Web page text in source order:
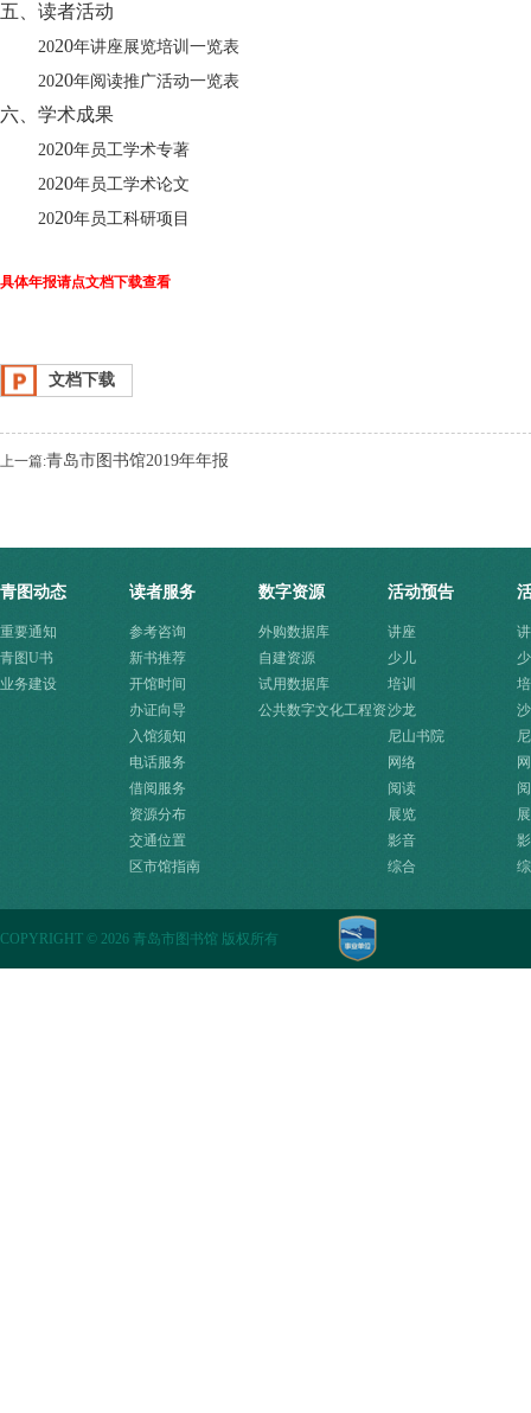
五、读者活动
2020年讲座展览培训 一览表
2020年阅读推广活动一览表
六、学术成果
2020年员工学术专著
2020年员工学术论文
2020年员工科研项目
具体年报请点文档下载查看
文档下载
上一篇:青岛市图书馆2019年年报
青图动态
重要通知
青图U书
业务建设
读者服务
参考咨询
新书推荐
开馆时间
办证向导
入馆须知
电话服务
借阅服务
资源分布
交通位置
区市馆指南
数字资源
外购数据库
自建资源
试用数据库
公共数字文化工程资
活动预告
讲座
少儿
培训
沙龙
尼山书院
网络
阅读
展览
影音
综合
COPYRIGHT © 2026 青岛市图书馆 版权所有